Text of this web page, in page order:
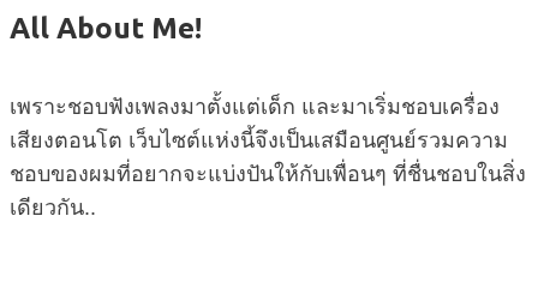
All About Me!
เพราะชอบฟังเพลงมาตั้งแต่เด็ก และมาเริ่มชอบเครื่อง
เสียงตอนโต เว็บไซต์แห่งนี้จึงเป็นเสมือนศูนย์รวมความ
ชอบของผมที่อยากจะแบ่งปันให้กับเพื่อนๆ ที่ชื่นชอบในสิ่ง
เดียวกัน..